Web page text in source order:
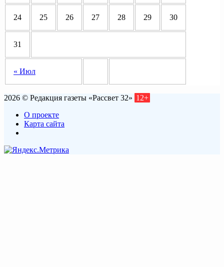
« Июл
24 25 26 27 28 29 30
31
2026 © Редакция газеты «Рассвет 32» 12+
О проекте
Карта сайта